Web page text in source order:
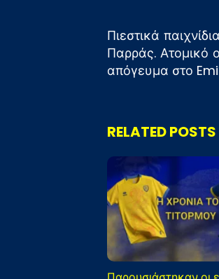
Πιεστικά
Παρράς. Ατομικό
απόγευμα στο
RELATED POSTS